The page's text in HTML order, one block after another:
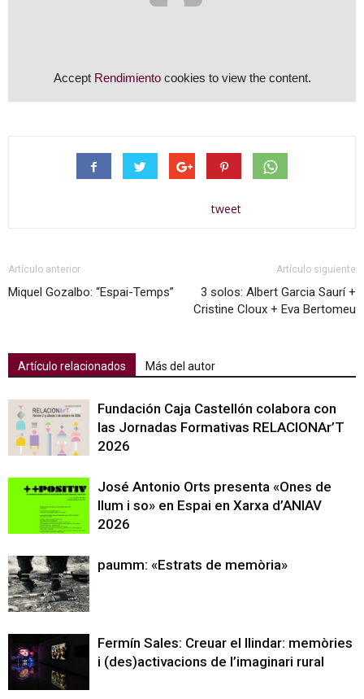
Accept Rendimientocookies to view the content.
tweet
Artículo anterior
Miquel Gozalbo: “Espai-Temps”
Artículo siguiente
3 solos: Albert Garcia Saurí +
Cristine Cloux + Eva Bertomeu
Artículo relacionados Más del autor
Fundación Caja Castellón colabora con
las Jornadas Formativas RELACIONAr’T
2026
José Antonio Orts presenta «Ones de
llum i so» en Espai en Xarxa d’ANIAV
2026
paumm: «Estrats de memòria»
Fermín Sales: Creuar el llindar: memòries
i (des)activacions de l’imaginari rural